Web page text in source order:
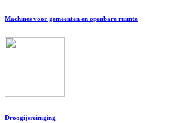
Machines voor gemeenten en openbare ruimte
Droogijsreiniging